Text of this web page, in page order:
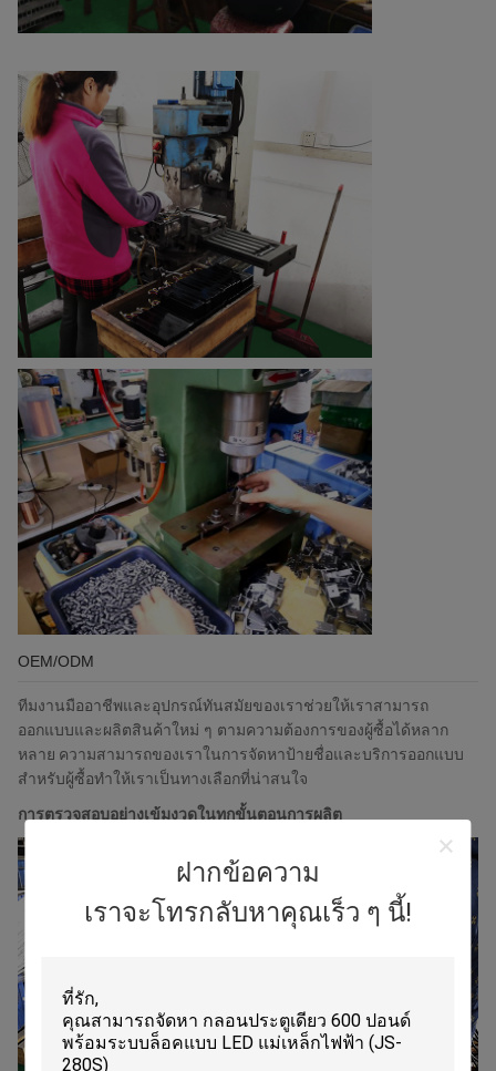
ฝากข้อความ
เราจะโทรกลับหาคุณเร็ว ๆ นี้!
OEM/ODM
ทีมงานมืออาชีพและอุปกรณ์ทันสมัยของเราช่วยให้เราสามารถ
ออกแบบและผลิตสินค้าใหม่ ๆ ตามความต้องการของผู้ซื้อได้หลาก
หลาย ความสามารถของเราในการจัดหาป้ายชื่อและบริการออกแบบ
สำหรับผู้ซื้อทำให้เราเป็นทางเลือกที่น่าสนใจ
การตรวจสอบอย่างเข้มงวดในทุกขั้นตอนการผลิต